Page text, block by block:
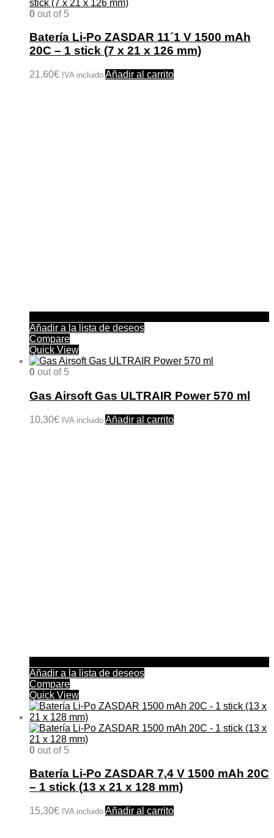
0 out of 5
Batería Li-Po ZASDAR 11´1 V 1500 mAh
20C – 1 stick (7 x 21 x 126 mm)
21,60€ IVA incluido Añadir al carrito
Añadir a la lista de deseos
Compare
Quick View
0 out of 5
Gas Airsoft Gas ULTRAIR Power 570 ml
10,30€ IVA incluido Añadir al carrito
Añadir a la lista de deseos
Compare
Quick View
0 out of 5
Batería Li-Po ZASDAR 7,4 V 1500 mAh 20C
– 1 stick (13 x 21 x 128 mm)
15,30€ IVA incluido Añadir al carrito